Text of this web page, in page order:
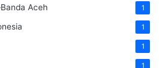
Aceh 1
1
1
1